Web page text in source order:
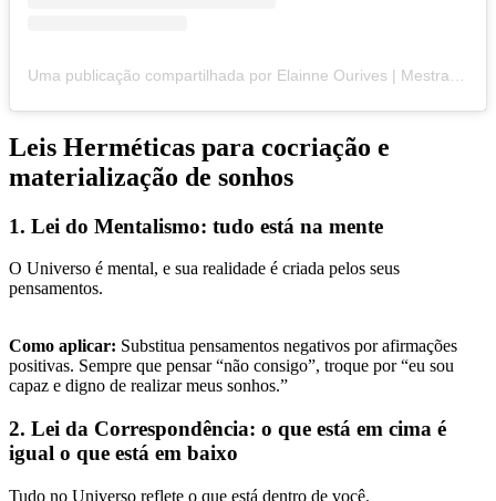
Leis Herméticas para cocriação e
materialização de sonhos
1. Lei do Mentalismo: tudo está na mente
O Universo é mental, e sua realidade é criada pelos seus
pensamentos.
Como aplicar: Substitua pensamentos negativos por afirmações
positivas. Sempre que pensar “não consigo”, troque por “eu sou
capaz e digno de realizar meus sonhos.”
2. Lei da Correspondência: o que está em cima é
igual o que está em baixo
Tudo no Universo reflete o que está dentro de você.